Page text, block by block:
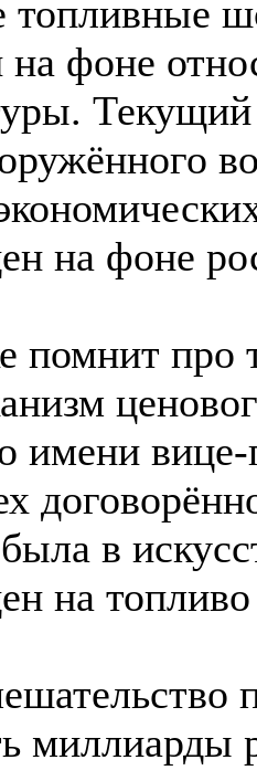
фоне
на фоне
помнит про
имени вице-
в
на